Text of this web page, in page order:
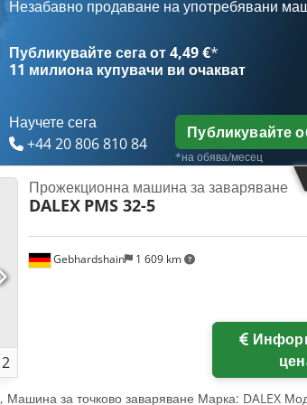
ток: 44 kA Оборудване: - Управление
(управление с крак) Машината не
Незабавно продаване на употребявани
Публикувайте сега от 4,49 €*
11 милиона купувачи ви очакват
Научете сега
+44 20 806 810 84
Публикувайте
*на обява/месец
2
Gebhardshain 1 609 km
Прожекционна машина за заваряване
DALEX PMS 32-5
, Машина за точково заваряване Марка: DALEX